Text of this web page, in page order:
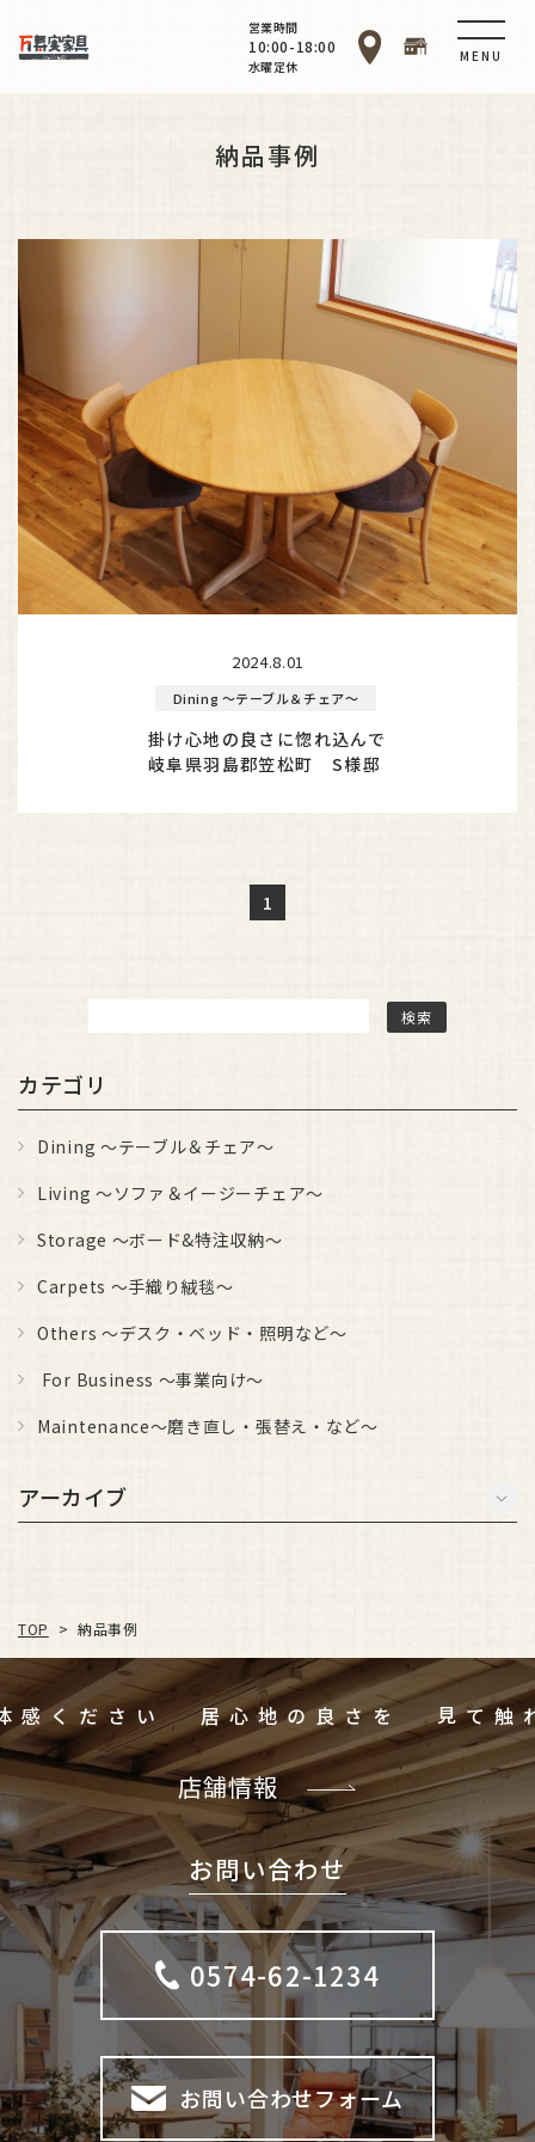
営業時間
10:00-18:00
水曜定休
MENU
納品事例
2024.8.01
Dining ～テーブル＆チェア～
掛け心地の良さに惚れ込んで
岐阜県羽島郡笠松町 S様邸
1
カテゴリ
Dining ～テーブル＆チェア～
Living ～ソファ＆イージーチェア～
Storage ～ボード&特注収納～
Carpets ～手織り絨毯～
Others ～デスク・ベッド・照明など～
For Business ～事業向け～
Maintenance～磨き直し・張替え・など～
アーカイブ
TOP > 納品事例
ご体感ください 居心地の良さを
店舗情報
お問い合わせ
0574-62-1234
お問い合わせフォーム